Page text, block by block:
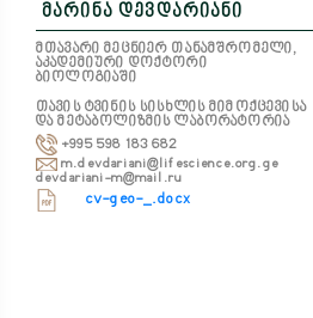
მარინა დევდარიანი
მთავარი მეცნიერ თანამშრომელი,
აკადემიური დოქტორი
ბიოლოგიაში
თავის ტვინის სისხლის მიმოქცევისა
და მეტაბოლიზმის ლაბორატორია
+995 598 183 682
m.devdariani@lifescience.org.ge
devdariani-m@mail.ru
cv-geo-_.docx